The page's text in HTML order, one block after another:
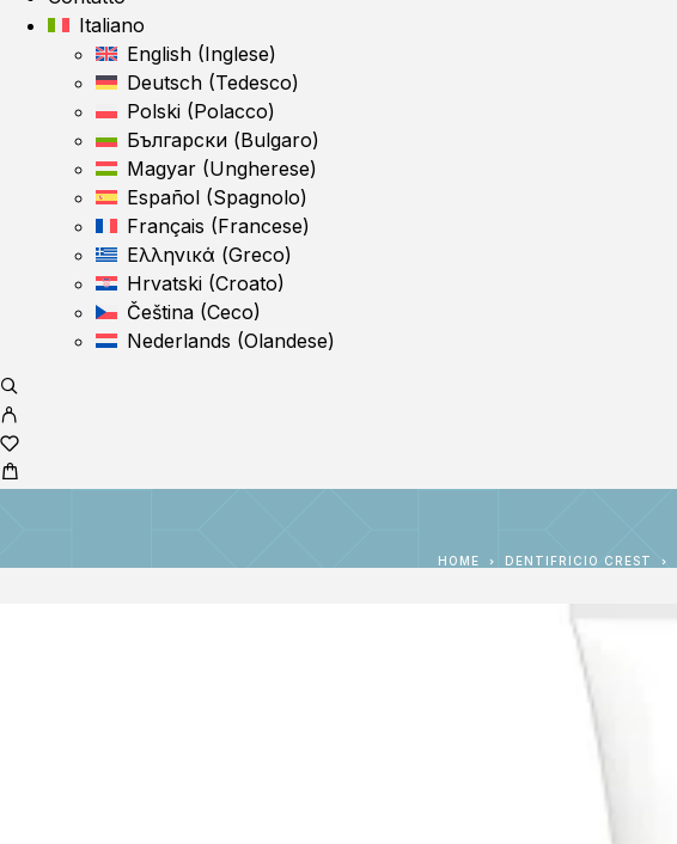
Italiano
English (Inglese)
Deutsch (Tedesco)
Polski (Polacco)
Български (Bulgaro)
Magyar (Ungherese)
Español (Spagnolo)
Français (Francese)
Ελληνικά (Greco)
Hrvatski (Croato)
Čeština (Ceco)
Nederlands (Olandese)
HOME DENTIFRICIO CREST